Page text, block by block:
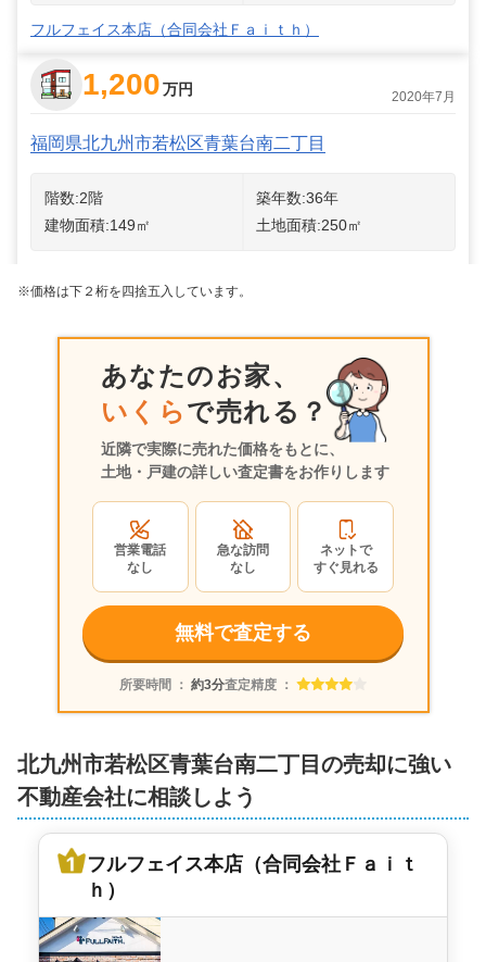
フルフェイス本店（合同会社Ｆａｉｔｈ）
1,200万円 2020年7月
福岡県北九州市若松区青葉台南二丁目
階数:2階 築年数:36年
建物面積:149㎡ 土地面積:250㎡
※価格は下２桁を四捨五入しています。
あなたのお家、
いくらで売れる？
近隣で実際に売れた価格をもとに、
土地・戸建の詳しい査定書をお作りします
営業電話
なし
急な訪問
なし
ネットで
すぐ見れる
無料で査定する
所要時間 ： 約3分査定精度 ：
北九州市若松区青葉台南二丁目の売却に強い
不動産会社に相談しよう
フルフェイス本店（合同会社Ｆａｉｔ
ｈ）